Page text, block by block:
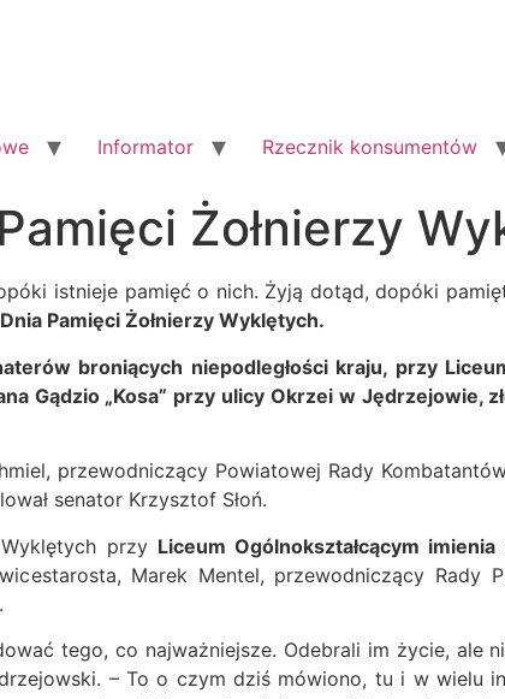
Informator Rzecznik konsumentów
Żołnierzy
istnieje pamięć o nich. Żyją dotąd, dopóki
Pamięci Żołnierzy Wyklętych.
broniących niepodległości kraju, przy
Gądzio „Kosa” przy ulicy Okrzei w Jędrzejowie,
przewodniczący Powiatowej Rady
senator Krzysztof Słoń.
przy Liceum Ogólnokształcącym
Marek Mentel, przewodniczący Rady
tego, co najważniejsze. Odebrali im życie, ale
– To o czym dziś mówiono, tu i w wielu